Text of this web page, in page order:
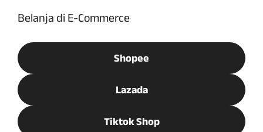
Belanja di E-Commerce
Shopee
Lazada
Tiktok Shop